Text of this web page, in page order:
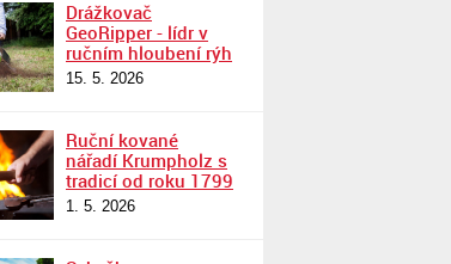
Drážkovač
GeoRipper - lídr v
ručním hloubení rýh
15. 5. 2026
Ruční kované
nářadí Krumpholz s
tradicí od roku 1799
1. 5. 2026